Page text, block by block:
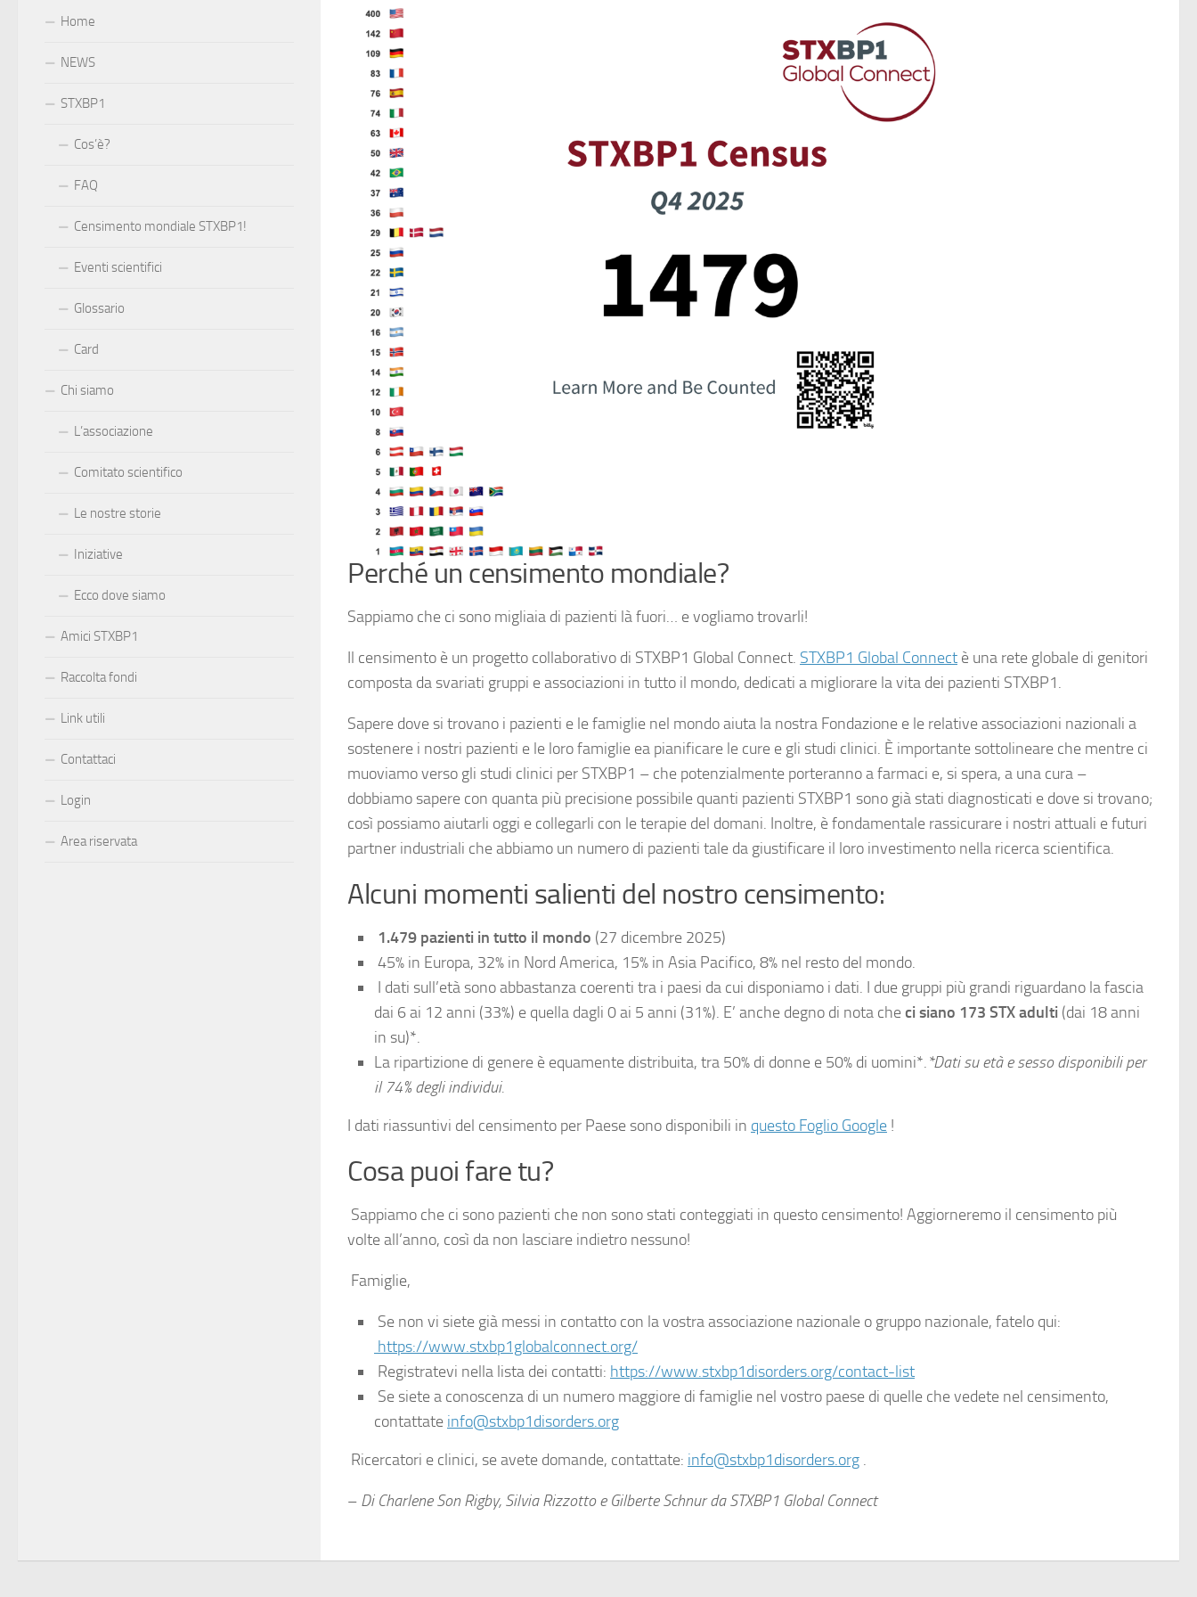
Perché un censimento mondiale?
Sappiamo che ci sono migliaia di pazienti là fuori… e vogliamo trovarli!
Il censimento è un progetto collaborativo di STXBP1 Global Connect. STXBP1 Global Connect è una rete globale di genitori
composta da svariati gruppi e associazioni in tutto il mondo, dedicati a migliorare la vita dei pazienti STXBP1.
Sapere dove si trovano i pazienti e le famiglie nel mondo aiuta la nostra Fondazione e le relative associazioni nazionali a
sostenere i nostri pazienti e le loro famiglie ea pianificare le cure e gli studi clinici. È importante sottolineare che mentre ci
muoviamo verso gli studi clinici per STXBP1 – che potenzialmente porteranno a farmaci e, si spera, a una cura –
dobbiamo sapere con quanta più precisione possibile quanti pazienti STXBP1 sono già stati diagnosticati e dove si trovano;
così possiamo aiutarli oggi e collegarli con le terapie del domani. Inoltre, è fondamentale rassicurare i nostri attuali e futuri
partner industriali che abbiamo un numero di pazienti tale da giustificare il loro investimento nella ricerca scientifica.
Alcuni momenti salienti del nostro censimento:
1.479 pazienti in tutto il mondo (27 dicembre 2025)
45% in Europa, 32% in Nord America, 15% in Asia Pacifico, 8% nel resto del mondo.
I dati sull’età sono abbastanza coerenti tra i paesi da cui disponiamo i dati. I due gruppi più grandi riguardano la fascia
dai 6 ai 12 anni (33%) e quella dagli 0 ai 5 anni (31%). E’ anche degno di nota checi siano 173 STX adulti (dai 18 anni
in su)*.
La ripartizione di genere è equamente distribuita, tra 50% di donne e 50% di uomini*.*Dati su età e sesso disponibili per
il 74% degli individui.
I dati riassuntivi del censimento per Paese sono disponibili in questo Foglio Google !
Cosa puoi fare tu?
Sappiamo che ci sono pazienti che non sono stati conteggiati in questo censimento! Aggiorneremo il censimento più
volte all’anno, così da non lasciare indietro nessuno!
Famiglie,
Se non vi siete già messi in contatto con la vostra associazione nazionale o gruppo nazionale, fatelo qui:
https://www.stxbp1globalconnect.org/
Registratevi nella lista dei contatti: https://www.stxbp1disorders.org/contact-list
Se siete a conoscenza di un numero maggiore di famiglie nel vostro paese di quelle che vedete nel censimento,
contattate info@stxbp1disorders.org
Ricercatori e clinici, se avete domande, contattate: info@stxbp1disorders.org .
– Di Charlene Son Rigby, Silvia Rizzotto e Gilberte Schnur da STXBP1 Global Connect
Home
NEWS
STXBP1
Cos’è?
FAQ
Censimento mondiale STXBP1!
Eventi scientifici
Glossario
Card
Chi siamo
L’associazione
Comitato scientifico
Le nostre storie
Iniziative
Ecco dove siamo
Amici STXBP1
Raccolta fondi
Link utili
Contattaci
Login
Area riservata